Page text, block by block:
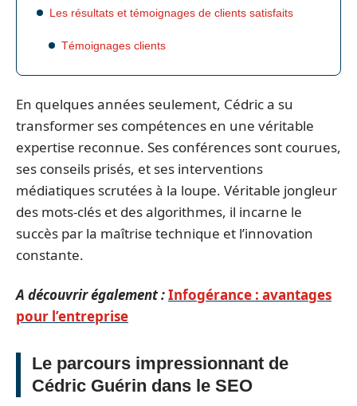
Les résultats et témoignages de clients satisfaits
Témoignages clients
En quelques années seulement, Cédric a su
transformer ses compétences en une véritable
expertise reconnue. Ses conférences sont courues,
ses conseils prisés, et ses interventions
médiatiques scrutées à la loupe. Véritable jongleur
des mots-clés et des algorithmes, il incarne le
succès par la maîtrise technique et l’innovation
constante.
A découvrir également :Infogérance : avantages
pour l’entreprise
Le parcours impressionnant de
Cédric Guérin dans le SEO